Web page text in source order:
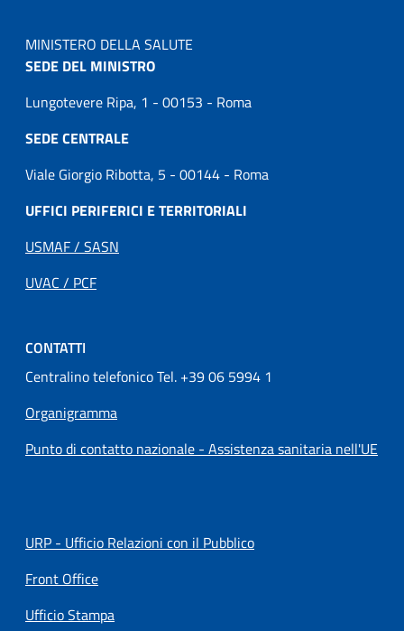
MINISTERO DELLA SALUTE
SEDE DEL MINISTRO
Lungotevere Ripa, 1 - 00153 - Roma
SEDE CENTRALE
Viale Giorgio Ribotta, 5 - 00144 - Roma
UFFICI PERIFERICI E TERRITORIALI
USMAF / SASN
UVAC / PCF
CONTATTI
Centralino telefonico Tel. +39 06 5994 1
Organigramma
Punto di contatto nazionale - Assistenza sanitaria nell'UE
URP - Ufficio Relazioni con il Pubblico
Front Office
Ufficio Stampa